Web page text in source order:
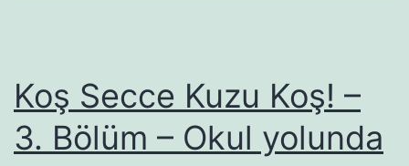
Koş Secce Kuzu Koş! –
3. Bölüm – Okul yolunda